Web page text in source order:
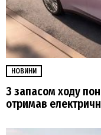
НОВИНИ
З запасом ходу
отримав